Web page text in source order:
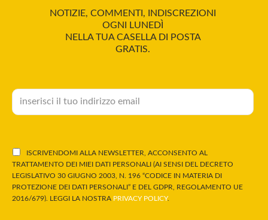
NOTIZIE, COMMENTI, INDISCREZIONI
OGNI LUNEDÌ
NELLA TUA CASELLA DI POSTA
GRATIS.
ISCRIVENDOMI ALLA NEWSLETTER, ACCONSENTO AL
TRATTAMENTO DEI MIEI DATI PERSONALI (AI SENSI DEL DECRETO
LEGISLATIVO 30 GIUGNO 2003, N. 196 “CODICE IN MATERIA DI
PROTEZIONE DEI DATI PERSONALI” E DEL GDPR, REGOLAMENTO UE
2016/679). LEGGI LA NOSTRA PRIVACY POLICY.